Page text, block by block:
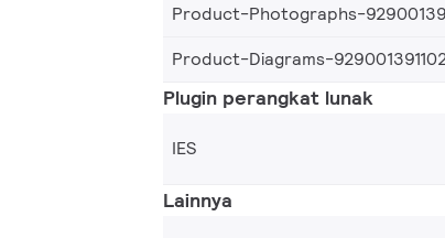
Product-Photographs-
Product-Diagrams-
Plugin perangkat lunak
IES
Lainnya